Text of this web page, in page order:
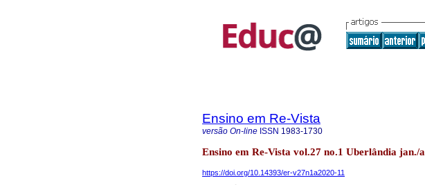
Ensino em Re-Vista
versão On-line ISSN 1983-1730
Ensino em Re-Vista vol.27 no.1 Uberlândia
https://doi.org/10.14393/er-v27n1a2020-11